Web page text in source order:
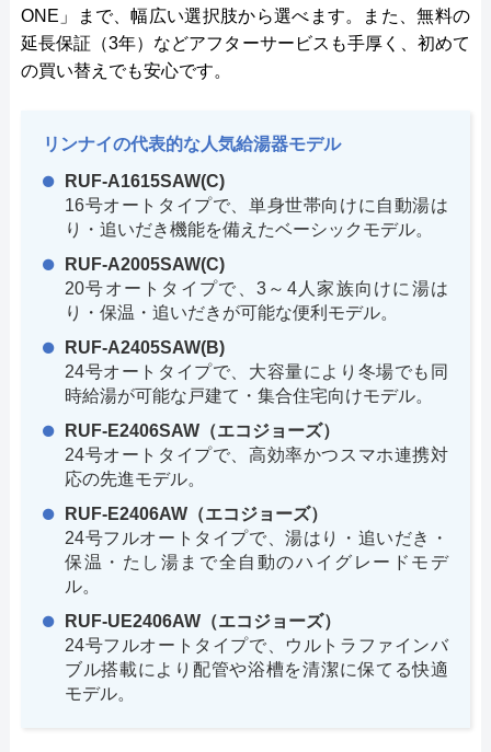
ONE」まで、幅広い選択肢から選べます。また、無料の
延長保証（3年）などアフターサービスも手厚く、初めて
の買い替えでも安心です。
リンナイの代表的な人気給湯器モデル
RUF-A1615SAW(C)
16号オートタイプで、単身世帯向けに自動湯は
り・追いだき機能を備えたベーシックモデル。
RUF-A2005SAW(C)
20号オートタイプで、3～4人家族向けに湯は
り・保温・追いだきが可能な便利モデル。
RUF-A2405SAW(B)
24号オートタイプで、大容量により冬場でも同
時給湯が可能な戸建て・集合住宅向けモデル。
RUF-E2406SAW（エコジョーズ）
24号オートタイプで、高効率かつスマホ連携対
応の先進モデル。
RUF-E2406AW（エコジョーズ）
24号フルオートタイプで、湯はり・追いだき・
保温・たし湯まで全自動のハイグレードモデ
ル。
RUF-UE2406AW（エコジョーズ）
24号フルオートタイプで、ウルトラファインバ
ブル搭載により配管や浴槽を清潔に保てる快適
モデル。